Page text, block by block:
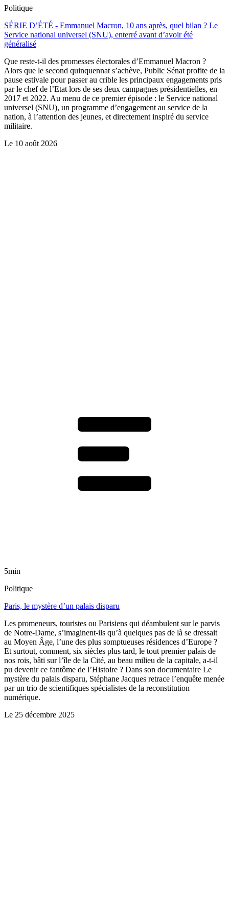
Politique
SÉRIE D’ÉTÉ - Emmanuel Macron, 10 ans après, quel bilan ? Le
Service national universel (SNU), enterré avant d’avoir été
généralisé
Que reste-t-il des promesses électorales d’Emmanuel Macron ?
Alors que le second quinquennat s’achève, Public Sénat profite de la
pause estivale pour passer au crible les principaux engagements pris
par le chef de l’Etat lors de ses deux campagnes présidentielles, en
2017 et 2022. Au menu de ce premier épisode : le Service national
universel (SNU), un programme d’engagement au service de la
nation, à l’attention des jeunes, et directement inspiré du service
militaire.
Le 10 août 2026
5min
Politique
Paris, le mystère d’un palais disparu
Les promeneurs, touristes ou Parisiens qui déambulent sur le parvis
de Notre-Dame, s’imaginent-ils qu’à quelques pas de là se dressait
au Moyen Âge, l’une des plus somptueuses résidences d’Europe ?
Et surtout, comment, six siècles plus tard, le tout premier palais de
nos rois, bâti sur l’île de la Cité, au beau milieu de la capitale, a-t-il
pu devenir ce fantôme de l’Histoire ? Dans son documentaire Le
mystère du palais disparu, Stéphane Jacques retrace l’enquête menée
par un trio de scientifiques spécialistes de la reconstitution
numérique.
Le 25 décembre 2025